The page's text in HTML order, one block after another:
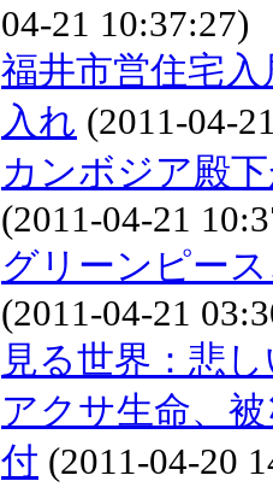
04-21 10:37:27)
福井市営住宅
入れ (2011-04-
カンボジア殿
(2011-04-21
グリーンピー
(2011-04-21
見る世界：悲
アクサ生命、
付 (2011-04-20